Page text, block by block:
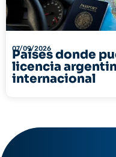
07/09/2026
Países donde
licencia
internacional